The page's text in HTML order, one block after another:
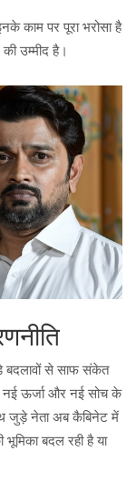
इनके काम पर पूरा भरोसा है
उम्मीद है।
बदलावों से साफ संकेत
नई ऊर्जा और नई सोच के
जुड़े नेता अब कैबिनेट में
भूमिका बदल रही है या